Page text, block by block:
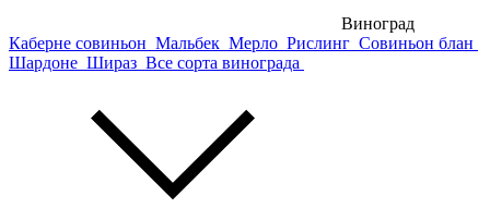
Виноград
Каберне совиньон Мальбек Мерло Рислинг Совиньон блан
Шардоне Шираз Все сорта винограда